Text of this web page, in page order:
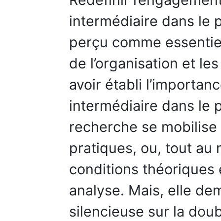
intermédiaire dans le
perçu comme
de l’organisation et
avoir établi
intermédiaire dans le
recherche se
pratiques, ou, tout au
conditions
analyse. Mais, elle
silencieuse sur la